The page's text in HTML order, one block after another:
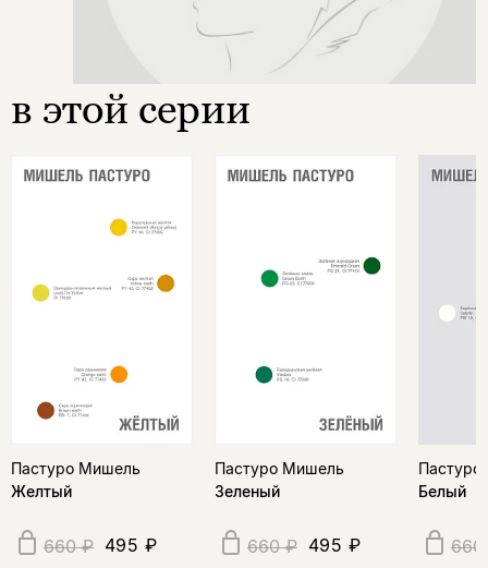
в этой серии
Пастуро Мишель
Желтый
660 ₽ 495 ₽
Пастуро Мишель
Зеленый
660 ₽ 495 ₽
Белый